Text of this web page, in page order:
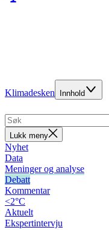
Klimadesken Innhold
Lukk meny
Nyhet
Data
Meninger og analyse
Debatt
Kommentar
<2°C
Aktuelt
Ekspertintervju